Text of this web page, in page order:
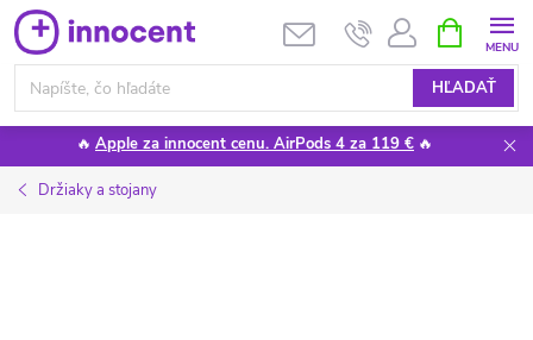
Prejsť
na
obsah
HĽADAŤ
KOŠÍK
🔥 Apple za innocent cenu. AirPods 4 za 119 € 🔥
Držiaky a stojany